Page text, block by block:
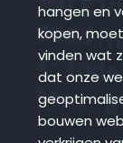
hangen en
kopen,
vinden wat
dat onze
bouwen